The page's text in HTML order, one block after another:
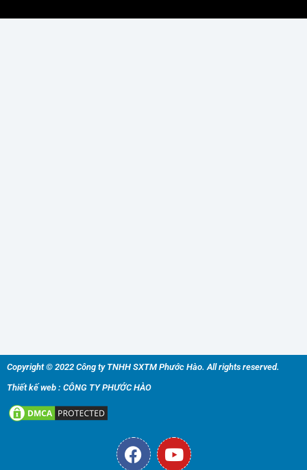
Copyright © 2022 Công ty TNHH SXTM Phước Hào. All rights reserved.
Thiết kế web : CÔNG TY PHƯỚC HÀO
F
a
Y
o